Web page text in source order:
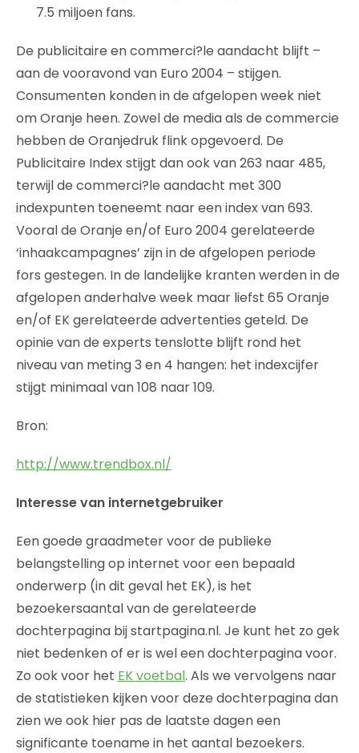
7.5 miljoen fans.
De publicitaire en commerci?le aandacht blijft –
aan de vooravond van Euro 2004 – stijgen.
Consumenten konden in de afgelopen week niet
om Oranje heen. Zowel de media als de commercie
hebben de Oranjedruk flink opgevoerd. De
Publicitaire Index stijgt dan ook van 263 naar 485,
terwijl de commerci?le aandacht met 300
indexpunten toeneemt naar een index van 693.
Vooral de Oranje en/of Euro 2004 gerelateerde
‘inhaakcampagnes’ zijn in de afgelopen periode
fors gestegen. In de landelijke kranten werden in de
afgelopen anderhalve week maar liefst 65 Oranje
en/of EK gerelateerde advertenties geteld. De
opinie van de experts tenslotte blijft rond het
niveau van meting 3 en 4 hangen: het indexcijfer
stijgt minimaal van 108 naar 109.
Bron:
http://www.trendbox.nl/
Interesse van internetgebruiker
Een goede graadmeter voor de publieke
belangstelling op internet voor een bepaald
onderwerp (in dit geval het EK), is het
bezoekersaantal van de gerelateerde
dochterpagina bij startpagina.nl. Je kunt het zo gek
niet bedenken of er is wel een dochterpagina voor.
Zo ook voor het EK voetbal. Als we vervolgens naar
de statistieken kijken voor deze dochterpagina dan
zien we ook hier pas de laatste dagen een
significante toename in het aantal bezoekers.